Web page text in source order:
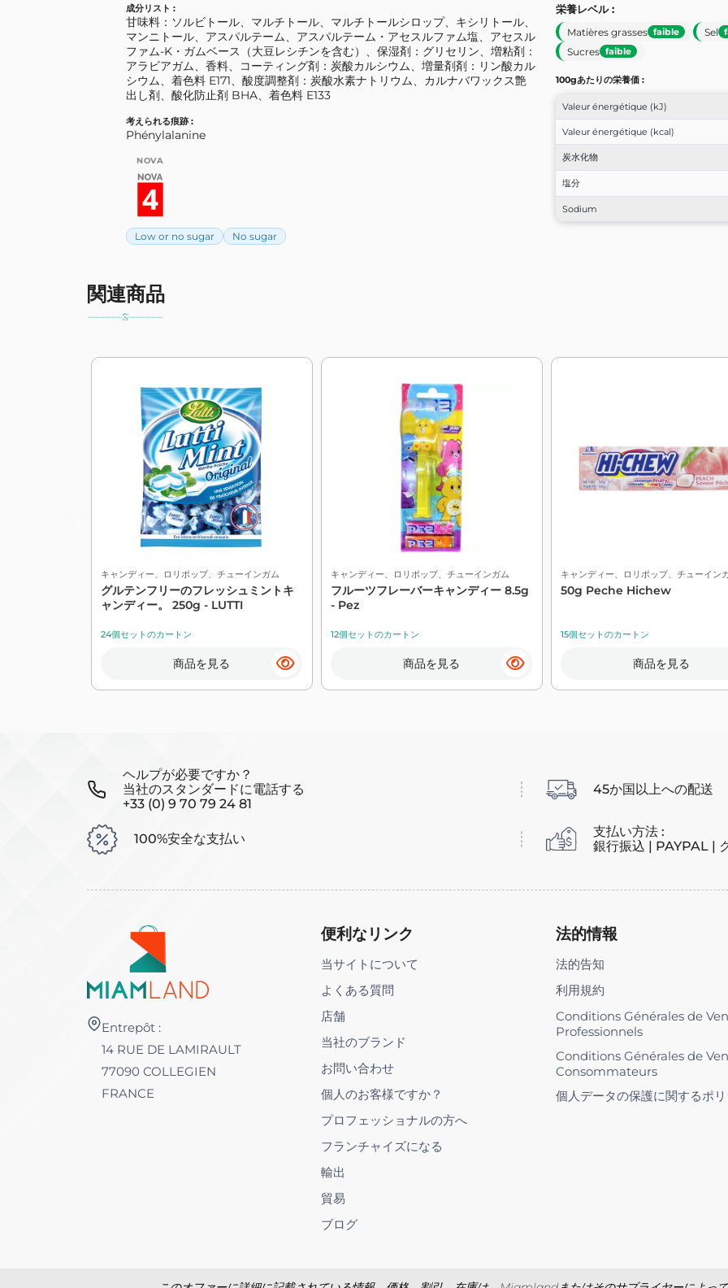
成分リスト :
甘味料：ソルビトール、マルチトール、マルチトールシロップ、キシリトール、
マンニトール、アスパルテーム、アスパルテーム・アセスルファム塩、アセスル
ファム-K・ガムベース（大豆レシチンを含む）、保湿剤：グリセリン、増粘剤：
アラビアガム、香料、コーティング剤：炭酸カルシウム、増量剤剤：リン酸カル
シウム、着色料 E171、酸度調整剤：炭酸水素ナトリウム、カルナバワックス艶
出し剤、酸化防止剤 BHA、着色料 E133
考えられる痕跡 :
Phénylalanine
NOVA
Low or no sugar No sugar
栄養レベル :
Matières grasses faible Sel
Sucres faible
100gあたりの栄養価 :
Valeur énergétique (kJ)
Valeur énergétique (kcal)
炭水化物
塩分
Sodium
関連商品
キャンディー、ロリポップ、チューインガム
グルテンフリーのフレッシュミントキ
ャンディー。 250g - LUTTI
24個セットのカートン
商品を見る
キャンディー、ロリポップ、チューインガム
フルーツフレーバーキャンディー 8.5g
- Pez
12個セットのカートン
商品を見る
キャンディー、ロリポップ、チューイン
50g Peche Hichew
15個セットのカートン
商品を見る
ヘルプが必要ですか？
当社のスタンダードに電話する
+33 (0) 9 70 79 24 81
45か国以上への配送
100%安全な支払い
支払い方法 :
銀行振込 | PAYPAL |
Entrepôt :
14 RUE DE LAMIRAULT
77090 COLLEGIEN
FRANCE
便利なリンク
当サイトについて
よくある質問
店舗
当社のブランド
お問い合わせ
個人のお客様ですか？
プロフェッショナルの方へ
フランチャイズになる
輸出
貿易
ブログ
法的情報
法的告知
利用規約
Conditions Générales de
Professionnels
Conditions Générales de
Consommateurs
個人データの保護に関するポ